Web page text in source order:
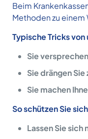
Beim
Methoden zu einem
Typische Tricks
Sie
Sie drängen
Sie machen
So schützen Sie
Lassen Sie